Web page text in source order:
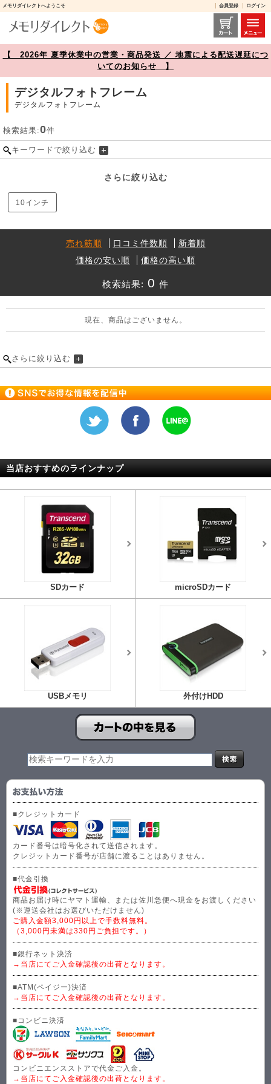
メモリダイレクトへようこそ 会員登録 ログイン
デジタルフォトフレーム 商品一覧【メモリダイレクト】
【 2026年 夏季休業中の営業・商品発送 ／ 地震による配送遅延につ
いてのお知らせ 】
デジタルフォトフレーム
デジタルフォトフレーム
検索結果:0件
キーワードで絞り込む
さらに絞り込む
10インチ
売れ筋順 口コミ件数順
新着順
価格の安い順
価格の高い順
検索結果: 0 件
現在、商品はございません。
さらに絞り込む
当店おすすめのラインナップ
SDカード microSDカード
USBメモリ 外付けHDD
■クレジットカード
カード番号は暗号化されて送信されます。
クレジットカード番号が店舗に渡ることはありません。
■代金引換
商品お届け時にヤマト運輸、または佐川急便へ現金をお渡しください
(※運送会社はお選びいただけません)
ご購入金額3,000円以上で手数料無料。
（3,000円未満は330円ご負担です。）
■銀行ネット決済
→当店にてご入金確認後の出荷となります。
■ATM(ペイジー)決済
→当店にてご入金確認後の出荷となります。
■コンビニ決済
コンビニエンスストアで代金ご入金。
→当店にてご入金確認後の出荷となります。